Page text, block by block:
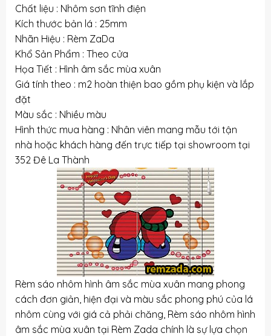
Chất liệu : Nhôm sơn tĩnh điện
Kích thước bản lá : 25mm
Nhãn Hiệu : Rèm ZaDa
Khổ Sản Phẩm : Theo cửa
Họa Tiết : Hình âm sắc mùa xuân
Giá tính theo : m2 hoàn thiện bao gồm phụ kiện và lắp
đặt
Màu sắc : Nhiều màu
Hình thức mua hàng : Nhân viên mang mẫu tới tận
nhà hoặc khách hàng đến trực tiếp tại showroom tại
352 Đê La Thành
Rèm sáo nhôm hình âm sắc mùa xuân mang phong
cách đơn giản, hiện đại và màu sắc phong phú của lá
nhôm cùng với giá cả phải chăng, Rèm sáo nhôm hình
âm sắc mùa xuân tại Rèm Zada chính là sự lựa chọn